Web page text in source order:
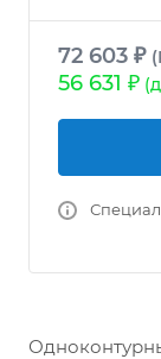
72 603 ₽
56 631 ₽